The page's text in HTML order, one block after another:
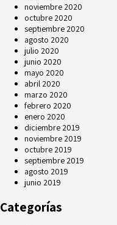
noviembre 2020
octubre 2020
septiembre 2020
agosto 2020
julio 2020
junio 2020
mayo 2020
abril 2020
marzo 2020
febrero 2020
enero 2020
diciembre 2019
noviembre 2019
octubre 2019
septiembre 2019
agosto 2019
junio 2019
Categorías